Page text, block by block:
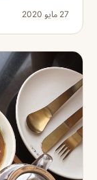
27 مايو 2020